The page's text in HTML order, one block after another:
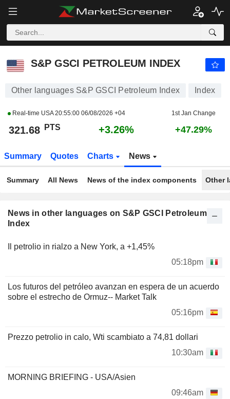
S&P GSCI PETROLEUM INDEX
Other languages S&P GSCI Petroleum Index Index
Real-time USA20:55:00 06/08/2026 +04 1st Jan Change
321.68 PTS +3.26% +47.29%
Summary Quotes Charts News
Summary All News News of the index components Other
News in other languages on S&P GSCI Petroleum
Index
Il petrolio in rialzo a New York, a +1,45%
05:18pm
Los futuros del petróleo avanzan en espera de un acuerdo
sobre el estrecho de Ormuz-- Market Talk
05:16pm
Prezzo petrolio in calo, Wti scambiato a 74,81 dollari
10:30am
MORNING BRIEFING - USA/Asien
09:46am